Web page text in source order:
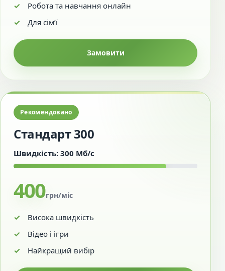
Робота та навчання онлайн
Для сім’ї
Замовити
Рекомендовано
Стандарт 300
Швидкість: 300 Мб/с
400грн/міс
Висока швидкість
Відео і ігри
Найкращий вибір